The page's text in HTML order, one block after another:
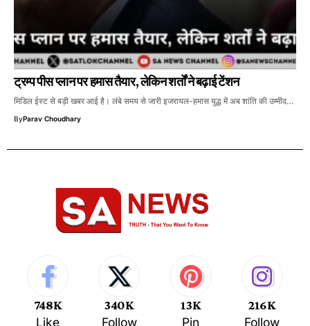
ट्रम्प पीस प्लान पर हमास तैयार, लेकिन शर्तों ने बढ़ाई टेंशन
मिडिल ईस्ट से बड़ी खबर आई है। लंबे समय से जारी इजरायल-हमास युद्ध में अब शांति की उम्मीद…
ByParav Choudhary
748K
Like
340K
Follow
13K
Pin
216K
Follow